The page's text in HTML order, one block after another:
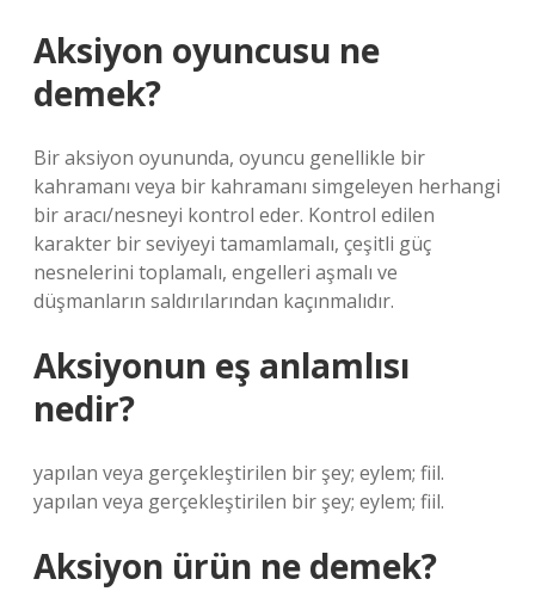
Aksiyon oyuncusu ne
demek?
Bir aksiyon oyununda, oyuncu genellikle bir
kahramanı veya bir kahramanı simgeleyen herhangi
bir aracı/nesneyi kontrol eder. Kontrol edilen
karakter bir seviyeyi tamamlamalı, çeşitli güç
nesnelerini toplamalı, engelleri aşmalı ve
düşmanların saldırılarından kaçınmalıdır.
Aksiyonun eş anlamlısı
nedir?
yapılan veya gerçekleştirilen bir şey; eylem; fiil.
yapılan veya gerçekleştirilen bir şey; eylem; fiil.
Aksiyon ürün ne demek?